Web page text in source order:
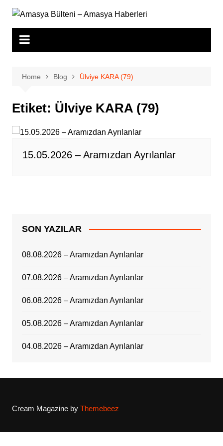
content
Home Blog Ülviye KARA (79)
Etiket: Ülviye KARA (79)
15.05.2026 – Aramızdan Ayrılanlar
SON YAZILAR
08.08.2026 – Aramızdan Ayrılanlar
07.08.2026 – Aramızdan Ayrılanlar
06.08.2026 – Aramızdan Ayrılanlar
05.08.2026 – Aramızdan Ayrılanlar
04.08.2026 – Aramızdan Ayrılanlar
Cream Magazine by Themebeez